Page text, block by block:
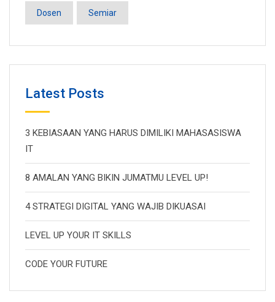
Dosen Semiar
Latest Posts
3 KEBIASAAN YANG HARUS DIMILIKI MAHASASISWA
IT
8 AMALAN YANG BIKIN JUMATMU LEVEL UP!
4 STRATEGI DIGITAL YANG WAJIB DIKUASAI
LEVEL UP YOUR IT SKILLS
CODE YOUR FUTURE